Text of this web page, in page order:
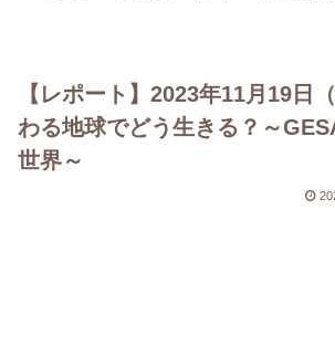
【レポート】2023年11月19日
わる地球でどう生きる？～
世界～